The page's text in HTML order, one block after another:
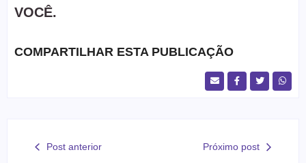
VOCÊ.
COMPARTILHAR ESTA PUBLICAÇÃO
Post anterior Próximo post